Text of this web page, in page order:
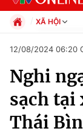
Chuyên mục
Chính trị
XÃ HỘI
Xã hội
Pháp luật
Kinh tế
Thể thao
Truyền
12/08/2024 06:20
Nghi
sạch tại
Thái